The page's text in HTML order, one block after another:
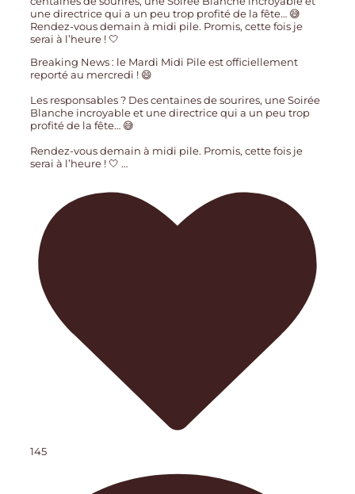
Breaking News : le Mardi Midi Pile est officiellement
reporté au mercredi ! 😄
Les responsables ? Des centaines de sourires, une Soirée
Blanche incroyable et une directrice qui a un peu trop
profité de la fête… 😅
Rendez-vous demain à midi pile. Promis, cette fois je
serai à l’heure ! 🤍 …
145